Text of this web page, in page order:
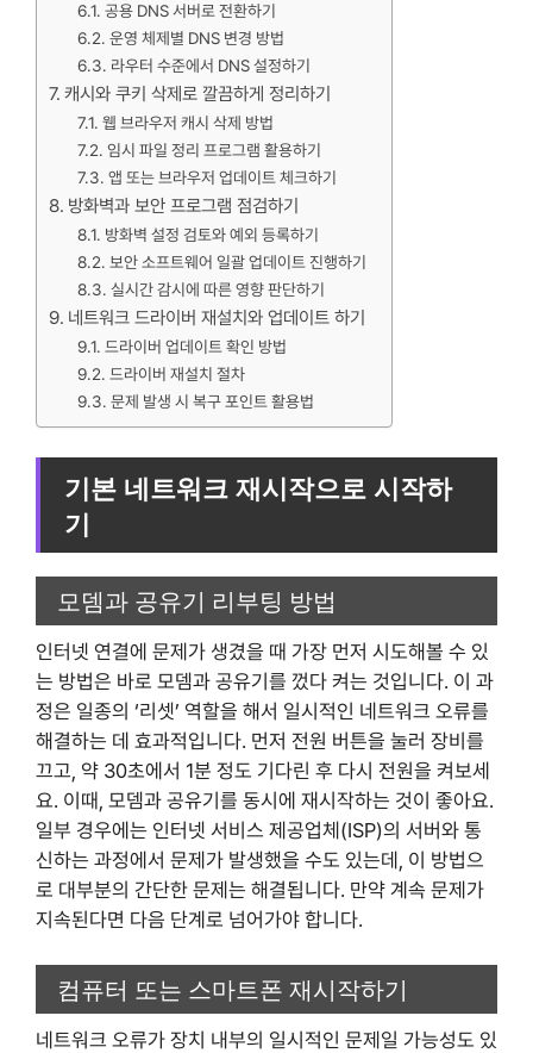
공용 DNS 서버로 전환하기
운영 체제별 DNS 변경 방법
라우터 수준에서 DNS 설정하기
캐시와 쿠키 삭제로 깔끔하게 정리하기
웹 브라우저 캐시 삭제 방법
임시 파일 정리 프로그램 활용하기
앱 또는 브라우저 업데이트 체크하기
방화벽과 보안 프로그램 점검하기
방화벽 설정 검토와 예외 등록하기
보안 소프트웨어 일괄 업데이트 진행하기
실시간 감시에 따른 영향 판단하기
네트워크 드라이버 재설치와 업데이트 하기
드라이버 업데이트 확인 방법
드라이버 재설치 절차
문제 발생 시 복구 포인트 활용법
기본 네트워크 재시작으로 시작하
기
모뎀과 공유기 리부팅 방법
인터넷 연결에 문제가 생겼을 때 가장 먼저 시도해볼 수 있
는 방법은 바로 모뎀과 공유기를 껐다 켜는 것입니다. 이 과
정은 일종의 ‘리셋’ 역할을 해서 일시적인 네트워크 오류를
해결하는 데 효과적입니다. 먼저 전원 버튼을 눌러 장비를
끄고, 약 30초에서 1분 정도 기다린 후 다시 전원을 켜보세
요. 이때, 모뎀과 공유기를 동시에 재시작하는 것이 좋아요.
일부 경우에는 인터넷 서비스 제공업체(ISP)의 서버와 통
신하는 과정에서 문제가 발생했을 수도 있는데, 이 방법으
로 대부분의 간단한 문제는 해결됩니다. 만약 계속 문제가
지속된다면 다음 단계로 넘어가야 합니다.
컴퓨터 또는 스마트폰 재시작하기
네트워크 오류가 장치 내부의 일시적인 문제일 가능성도 있